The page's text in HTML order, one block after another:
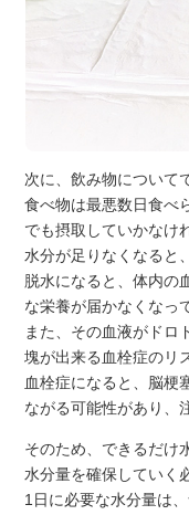
次に、飲み物について
食べ物は最悪数日食べ
でも摂取していかなけ
水分が足りなくなると
脱水になると、体内の
な栄養が届かなくなっ
また、その血液がドロ
塊が出来る血栓症のリ
血栓症になると、脳梗
ながる可能性があり、
そのため、できるだけ
水分量を確保していく
1日に必要な水分量は